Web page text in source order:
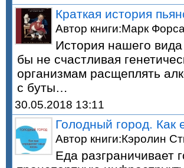
Краткая история
Автор книги:Марк
История нашего
бы не счастливая
организмам расщеплять
с буты…
30.05.2018 13:11
Голодный город. Как
Автор книги:Кэролин
Еда разграничивает